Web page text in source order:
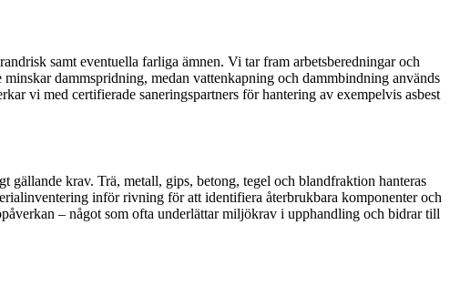
samt eventuella farliga ämnen. Vi tar fram arbetsberedningar och
dammspridning, medan vattenkapning och dammbindning används
vi med certifierade saneringspartners för hantering av exempelvis asbest
krav. Trä, metall, gips, betong, tegel och blandfraktion hanteras
inför rivning för att identifiera återbrukbara komponenter och
– något som ofta underlättar miljökrav i upphandling och bidrar till